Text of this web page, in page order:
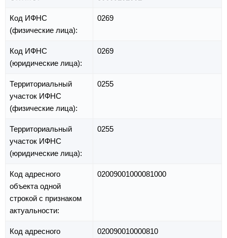
Код ИФНС
(физические лица):
0269
Код ИФНС
(юридические лица):
0269
Территориальный
участок ИФНС
(физические лица):
0255
Территориальный
участок ИФНС
(юридические лица):
0255
Код адресного
объекта одной
строкой с признаком
актуальности:
02009001000081000
Код адресного
020090010000810